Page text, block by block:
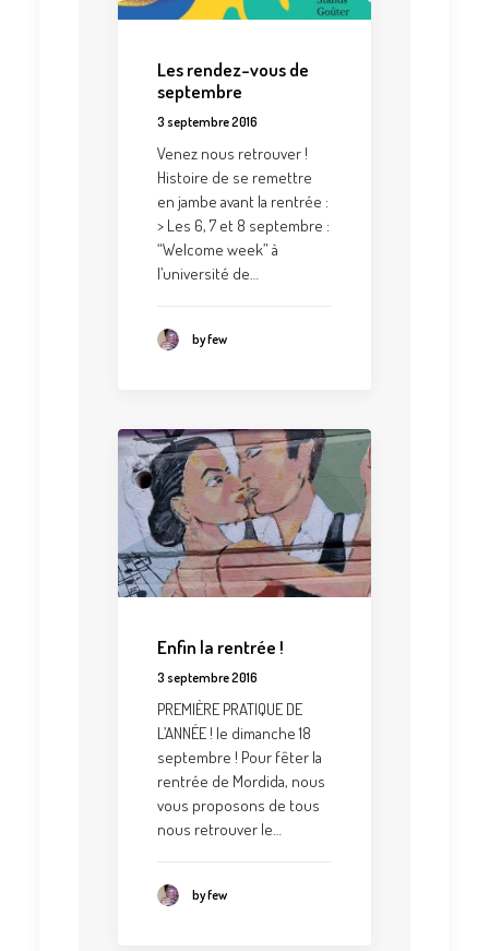
Les rendez-vous de
septembre
3 septembre 2016
Venez nous retrouver !
Histoire de se remettre
en jambe avant la rentrée :
> Les 6, 7 et 8 septembre :
“Welcome week” à
l’université de…
by few
Enfin la rentrée !
3 septembre 2016
PREMIÈRE PRATIQUE DE
L’ANNÉE ! le dimanche 18
septembre ! Pour fêter la
rentrée de Mordida, nous
vous proposons de tous
nous retrouver le…
by few